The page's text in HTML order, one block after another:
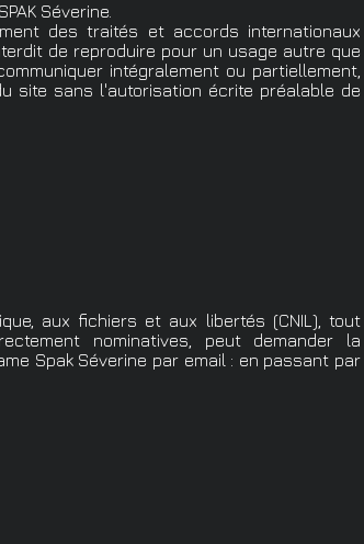
Séverine.
des traités et accords internationaux
de reproduire pour un usage autre que
intégralement ou partiellement,
site sans l'autorisation écrite préalable de
aux fichiers et aux libertés (CNIL), tout
nominatives, peut demander la
Spak Séverine par email : en passant par